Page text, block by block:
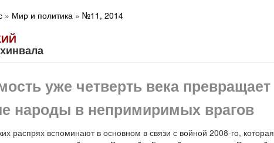
» Мир и политика » №11, 2014
уже четверть века превращает
народы в непримиримых врагов
распрях вспоминают в основном в связи с войной 2008-го, которая